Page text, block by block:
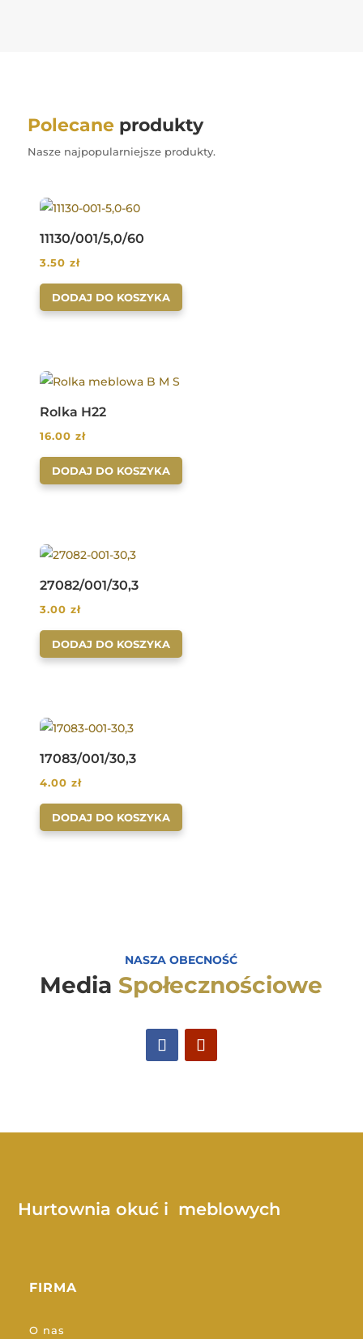
Polecaneprodukty
Nasze najpopularniejsze produkty.
11130/001/5,0/60
3.50 zł
DODAJ DO KOSZYKA
Rolka H22
16.00 zł
DODAJ DO KOSZYKA
27082/001/30,3
3.00 zł
DODAJ DO KOSZYKA
17083/001/30,3
4.00 zł
DODAJ DO KOSZYKA
NASZA OBECNOŚĆ
Media Społecznościowe
Hurtownia okuć i meblowych
FIRMA
O nas